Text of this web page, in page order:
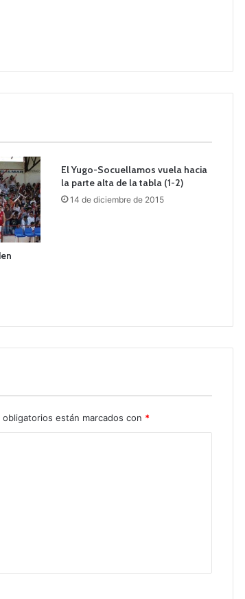
El Yugo-Socuellamos vuela hacia
la parte alta de la tabla (1-2)
14 de diciembre de 2015
obligatorios están marcados con *